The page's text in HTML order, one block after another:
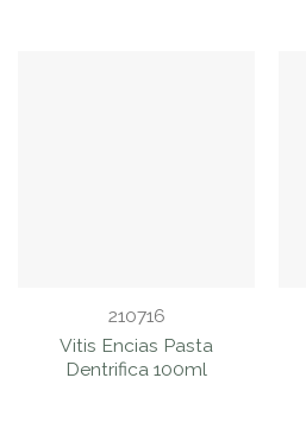
210716
Vitis Encias Pasta
Dentrifica 100ml